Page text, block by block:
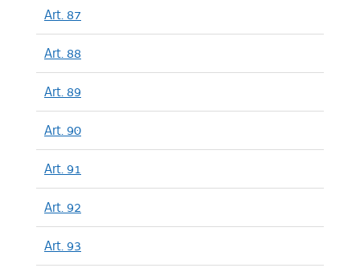
Art. 87
Art. 88
Art. 89
Art. 90
Art. 91
Art. 92
Art. 93